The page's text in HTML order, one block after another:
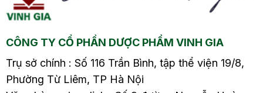
Viên ngậm Viacol – Giải
giảm đau rát cổ họng7.
Kẹo…
Viên ngậm Viacol – Giải
giảm đau rát cổ họng7.
Kẹo…
CÔNG TY CỔ PHẦN DƯỢC PHẨM VINH GIA
Trụ sở chính : Số 116 Trần Bình, tập thể viện 19/8,
Phường Từ Liêm, TP Hà Nội